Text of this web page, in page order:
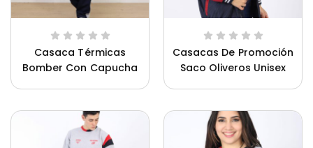
Casaca Térmicas
Bomber Con Capucha
Casacas De Promoción
Saco Oliveros Unisex